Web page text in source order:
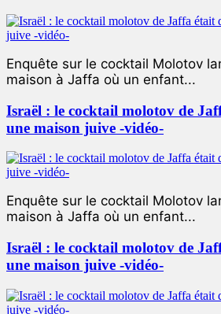
Enquête sur le cocktail Molotov
maison à Jaffa où un enfant...
Israël : le cocktail molotov de
une maison juive -vidéo-
Enquête sur le cocktail Molotov
maison à Jaffa où un enfant...
Israël : le cocktail molotov de
une maison juive -vidéo-